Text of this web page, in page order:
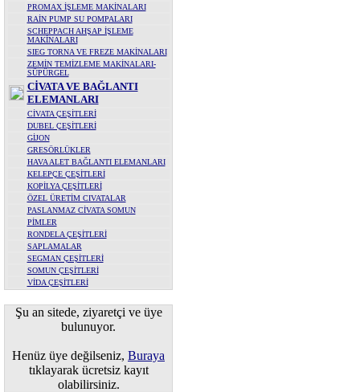
PROMAX İŞLEME MAKİNALARI
RAİN PUMP SU POMPALARI
SCHEPPACH AHŞAP İŞLEME
MAKİNALARI
SIEG TORNA VE FREZE MAKİNALARI
ZEMİN TEMİZLEME MAKİNALARI-
SÜPÜRGEL
CİVATA VE BAĞLANTI
ELEMANLARI
CİVATA ÇEŞİTLERİ
DUBEL ÇEŞİTLERİ
GİJON
GRESÖRLÜKLER
HAVA ALET BAĞLANTI ELEMANLARI
KELEPÇE ÇEŞİTLERİ
KOPİLYA ÇEŞİTLERİ
ÖZEL ÜRETİM CIVATALAR
PASLANMAZ CİVATA SOMUN
PİMLER
RONDELA ÇEŞİTLERİ
SAPLAMALAR
SEGMAN ÇEŞİTLERİ
SOMUN ÇEŞİTLERİ
VİDA ÇEŞİTLERİ
Şu an sitede, ziyaretçi ve üye
bulunuyor.
Henüz üye değilseniz, Buraya
tıklayarak ücretsiz kayıt
olabilirsiniz.